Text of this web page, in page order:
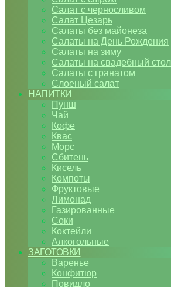
Салат с черносливом
Салат Цезарь
Салаты без майонеза
Салаты на День Рождения
Салаты на зиму
Салаты на свадебный стол
Салаты с гранатом
Слоеный салат
НАПИТКИ
Пунш
Чай
Кофе
Квас
Морс
Сбитень
Кисель
Компоты
Фруктовые
Лимонад
Газированные
Соки
Коктейли
Алкогольные
ЗАГОТОВКИ
Варенье
Конфитюр
Повидло